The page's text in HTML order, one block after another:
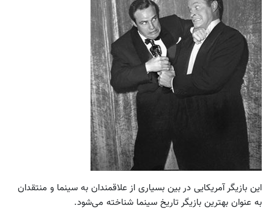
این بازیگر آمریکایی در بین بسیاری از علاقمندان به سینما و منتقدان
به عنوان بهترین بازیگر تاریخ سینما شناخته می‌شود.